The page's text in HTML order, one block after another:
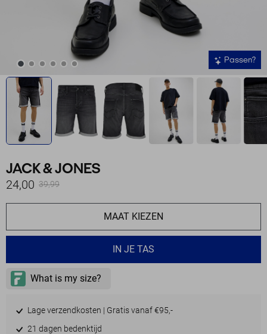
Passen?
JACK & JONES
24,00 39,99
MAAT KIEZEN
IN JE TAS
Lage verzendkosten | Gratis vanaf €95,-
21 dagen bedenktijd